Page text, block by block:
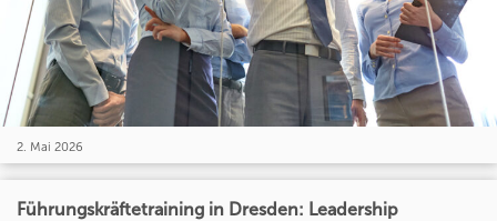
2. Mai 2026
Führungskräftetraining in Dresden: Leadership